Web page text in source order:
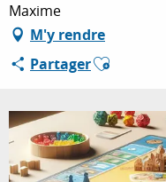
SÉJOURNER
Maxime
M'y rendre
PartagerAjouter